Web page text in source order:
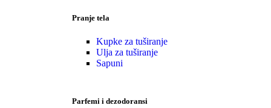
Pranje tela
Kupke za tuširanje
Ulja za tuširanje
Sapuni
Parfemi i dezodoransi